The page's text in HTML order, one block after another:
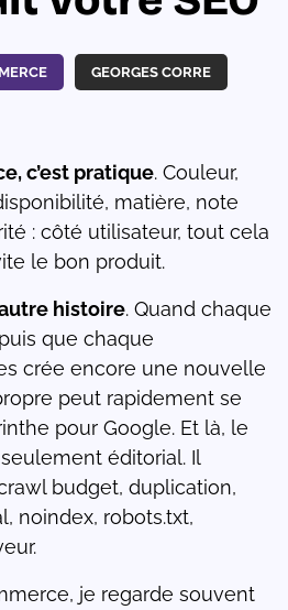
GEORGES CORRE
c’est pratique. Couleur,
matière, note
: côté utilisateur, tout cela
le bon produit.
autre histoire. Quand chaque
que chaque
crée encore une nouvelle
peut rapidement se
pour Google. Et là, le
éditorial. Il
budget, duplication,
noindex, robots.txt,
je regarde souvent